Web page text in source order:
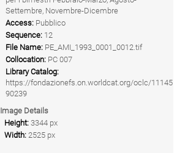
Settembre, Novembre-Dicembre
Access: Pubblico
Sequence: 12
File Name: PE_AMI_1993_0001_0012.tif
Collocation: PC 007
Library Catalog:
https://fondazionefs.on.worldcat.org/oclc/11145
90239
Image Details
Height: 3344 px
Width: 2525 px